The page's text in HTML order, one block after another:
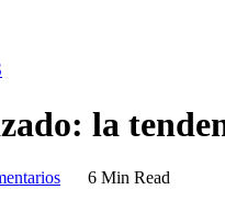
la
6 Min Read